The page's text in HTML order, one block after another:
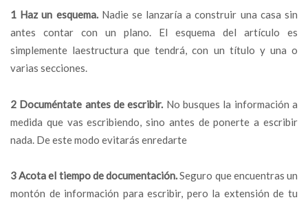
1 Haz un esquema. Nadie se lanzaría a construir una casa sin
antes contar con un plano. El esquema del artículo es
simplemente laestructura que tendrá, con un título y una o
varias secciones.
2 Documéntate antes de escribir. No busques la información a
medida que vas escribiendo, sino antes de ponerte a escribir
nada. De este modo evitarás enredarte
3 Acota el tiempo de documentación.Seguro que encuentras un
montón de información para escribir, pero la extensión de tu